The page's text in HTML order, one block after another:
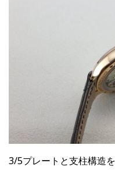
3/5プレートと支柱構造